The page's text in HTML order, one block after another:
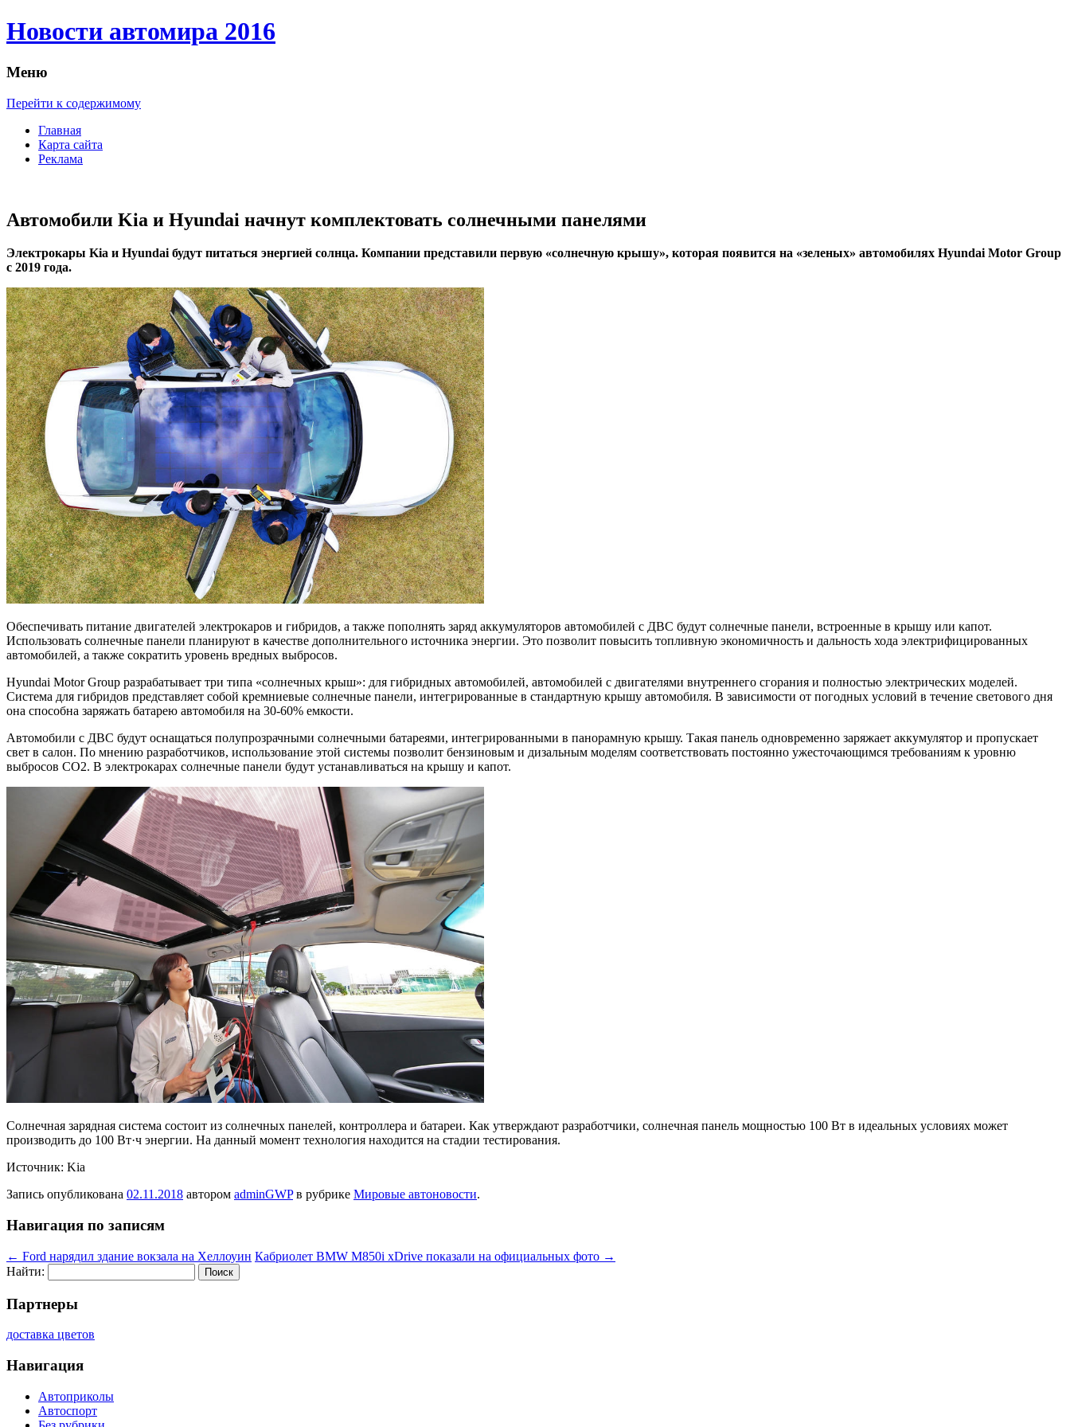
Новости автомира 2016
Меню
Перейти к содержимому
Главная
Карта сайта
Реклама
Автомобили Kia и Hyundai начнут комплектовать солнечными панелями
Элeктрoкaры Kia и Hyundai будут питaться энергией солнца. Компании представили первую «солнечную крышу», которая появится на «зеленых» автомобилях Hyundai Motor Group
с 2019 года.
Обеспечивать питание двигателей электрокаров и гибридов, а также пополнять заряд аккумуляторов автомобилей с ДВС будут солнечные панели, встроенные в крышу или капот.
Использовать солнечные панели планируют в качестве дополнительного источника энергии. Это позволит повысить топливную экономичность и дальность хода электрифицированных
автомобилей, а также сократить уровень вредных выбросов.
Hyundai Motor Group разрабатывает три типа «солнечных крыш»: для гибридных автомобилей, автомобилей с двигателями внутреннего сгорания и полностью электрических моделей.
Система для гибридов представляет собой кремниевые солнечные панели, интегрированные в стандартную крышу автомобиля. В зависимости от погодных условий в течение светового дня
она способна заряжать батарею автомобиля на 30-60% емкости.
Автомобили с ДВС будут оснащаться полупрозрачными солнечными батареями, интегрированными в панорамную крышу. Такая панель одновременно заряжает аккумулятор и пропускает
свет в салон. По мнению разработчиков, использование этой системы позволит бензиновым и дизальным моделям соответствовать постоянно ужесточающимся требованиям к уровню
выбросов СО2. В электрокарах солнечные панели будут устанавливаться на крышу и капот.
Солнечная зарядная система состоит из солнечных панелей, контроллера и батареи. Как утверждают разработчики, солнечная панель мощностью 100 Вт в идеальных условиях может
производить до 100 Вт·ч энергии. На данный момент технология находится на стадии тестирования.
Источник: Kia
Запись опубликована 02.11.2018 автором adminGWPв рубрике Мировые автоновости.
Навигация по записям
← Ford нарядил здание вокзала на Хеллоуин Кабриолет BMW M850i xDrive показали на официальных фото →
Найти:
Партнеры
доставка цветов
Навигация
Автоприколы
Автоспорт